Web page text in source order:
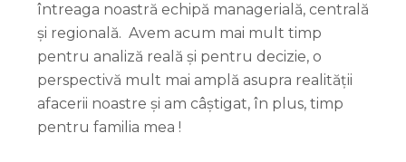
întreaga noastră echipă managerială, centrală
și regională. Avem acum mai mult timp
pentru analiză reală și pentru decizie, o
perspectivă mult mai amplă asupra realității
afacerii noastre și am câștigat, în plus, timp
pentru familia mea !